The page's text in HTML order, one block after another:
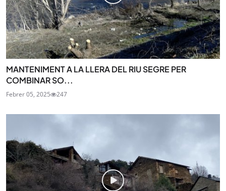
MANTENIMENT A LA LLERA DEL RIU SEGRE PER
COMBINAR SO...
Febrer 05, 2025 247